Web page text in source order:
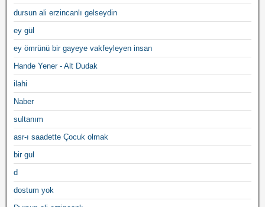
dursun ali erzincanlı gelseydin
ey gül
ey ömrünü bir gayeye vakfeyleyen insan
Hande Yener - Alt Dudak
ilahi
Naber
sultanım
asr-ı saadette Çocuk olmak
bir gul
d
dostum yok